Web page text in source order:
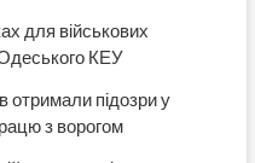
для військових
КЕУ
отримали підозри у
з ворогом